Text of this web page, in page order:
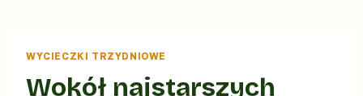
WYCIECZKI TRZYDNIOWE
Wokół najstarszych